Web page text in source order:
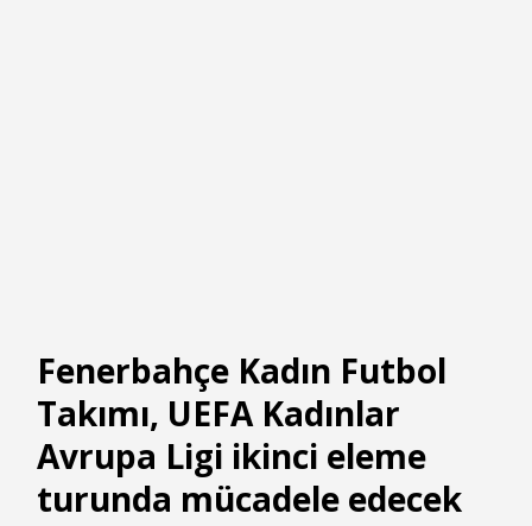
Fenerbahçe Kadın Futbol
Takımı, UEFA Kadınlar
Avrupa Ligi ikinci eleme
turunda mücadele edecek